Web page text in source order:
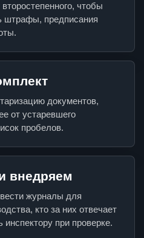
чтобы
штрафы, предписания
документов,
от устаревшего
пробелов.
внедряем
журналы для
кто за них отвечает
инспектору при проверке.